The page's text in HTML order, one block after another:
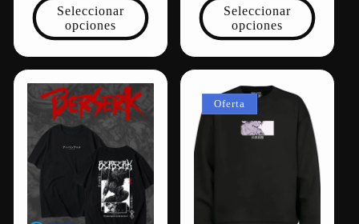
Seleccionar
opciones
Seleccionar
opciones
Oferta